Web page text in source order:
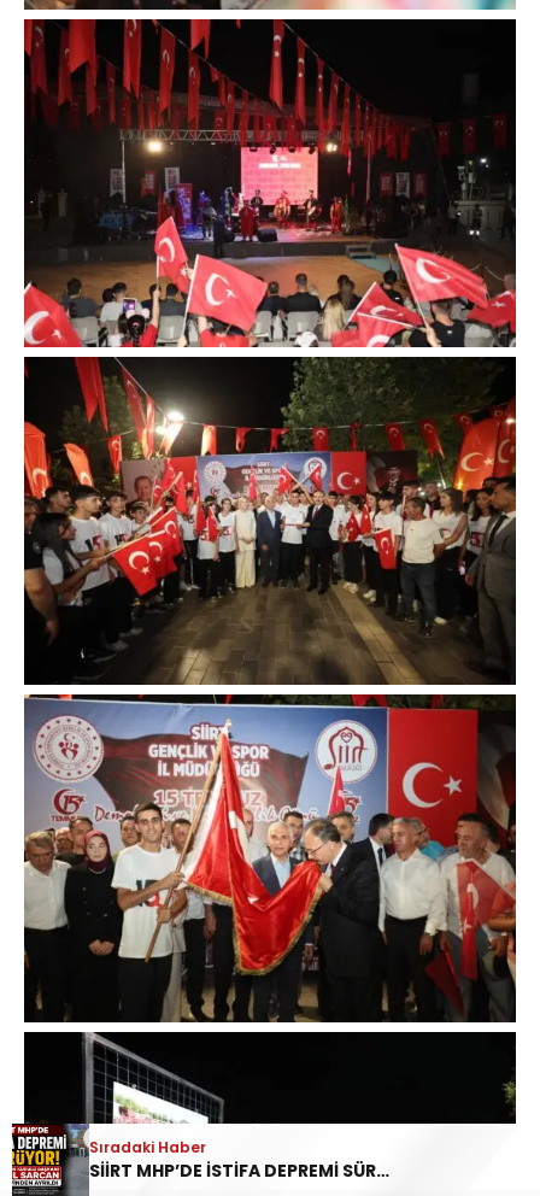
Sıradaki Haber
SİİRT MHP’DE İSTİFA DEPREMİ SÜRÜYOR: İL DİSİPLİN KURULU BAŞKANI HALİL SARCAN GÖREVİNDEN AYRILDI